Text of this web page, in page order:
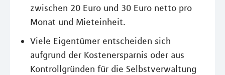
zwischen 20 Euro und 30 Euro netto pro
Monat und Mieteinheit.
Viele Eigentümer entscheiden sich
aufgrund der Kostenersparnis oder aus
Kontrollgründen für die Selbstverwaltung